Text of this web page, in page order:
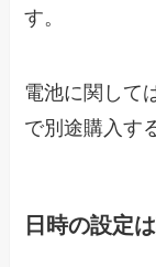
す。
電池に関して
で別途購入す
日時の設定